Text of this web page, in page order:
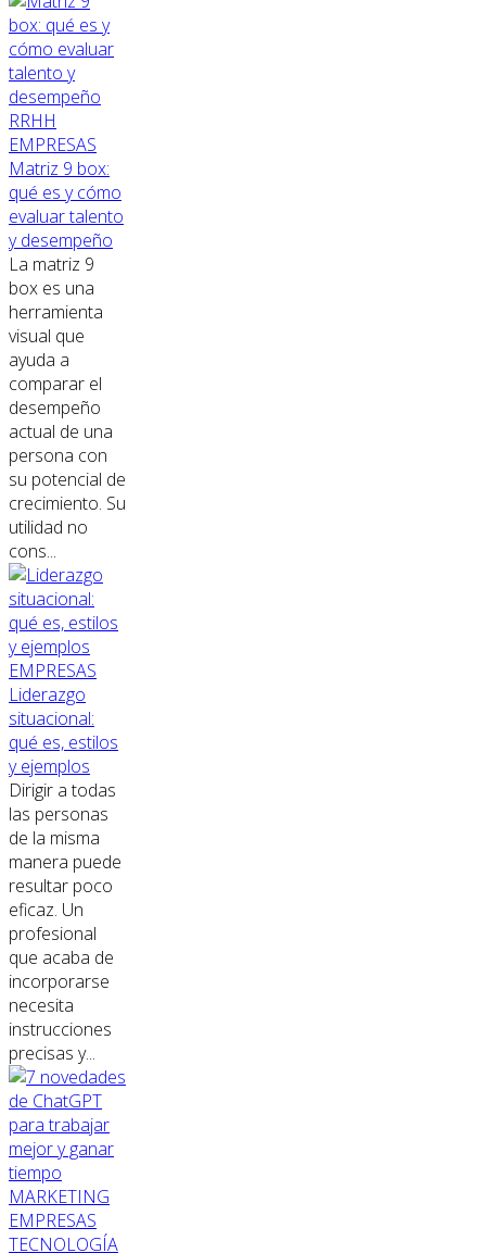
RRHH
EMPRESAS
Matriz 9 box:
qué es y cómo
evaluar talento
y desempeño
La matriz 9
box es una
herramienta
visual que
ayuda a
comparar el
desempeño
actual de una
persona con
su potencial de
crecimiento. Su
utilidad no
cons...
EMPRESAS
Liderazgo
situacional:
qué es, estilos
y ejemplos
Dirigir a todas
las personas
de la misma
manera puede
resultar poco
eficaz. Un
profesional
que acaba de
incorporarse
necesita
instrucciones
precisas y...
MARKETING
EMPRESAS
TECNOLOGÍA